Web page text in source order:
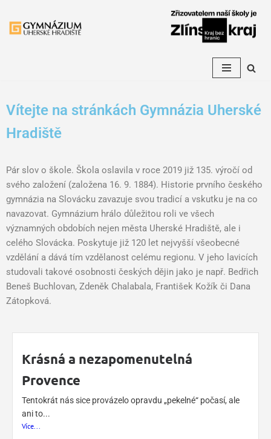
Přeskočit
Vítejte na stránkách Gymnázia Uherské
Hradiště
Pár slov o škole. Škola oslavila v roce 2019 již 135. výročí od
svého založení (založena 16. 9. 1884). Historie prvního českého
gymnázia na Slovácku zavazuje svou tradicí a vskutku je na co
navazovat. Gymnázium hrálo důležitou roli ve všech
významných obdobích nejen města Uherské Hradiště, ale i
celého Slovácka. Poskytuje již 120 let nejvyšší všeobecné
vzdělání a dává tím vzdělanost celému regionu. V jeho lavicích
studovali takové osobnosti českých dějin jako je např. Bedřich
Beneš Buchlovan, Zdeněk Chalabala, František Kožík či Dana
Zátopková.
Krásná a nezapomenutelná
Provence
Tentokrát nás sice provázelo opravdu „pekelné“ počasí, ale
ani to...
Více...